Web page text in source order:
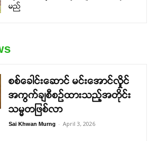
မည်
စစ်ခေါင်းဆောင် မင်းအောင်လှိုင်
အကွက်ချစီစဉ်ထားသည့်အတိုင်း
သမ္မတဖြစ်လာ
Sai Khwan Murng - April 3, 2026